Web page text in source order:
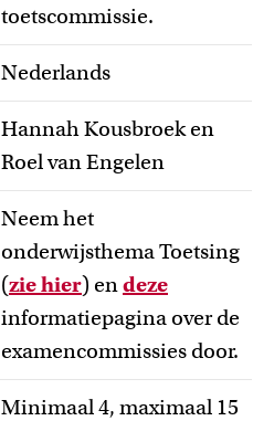
toetscommissie.
Nederlands
Hannah Kousbroek en
Roel van Engelen
Neem het
onderwijsthema Toetsing
(zie hier) endeze
informatiepagina over de
examencommissies door.
Minimaal 4, maximaal 15